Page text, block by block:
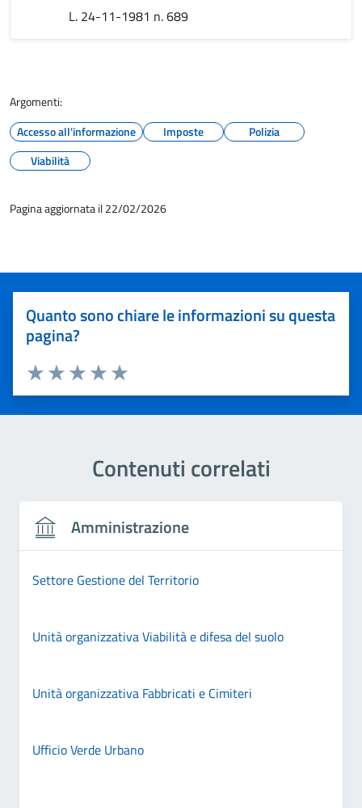
L. 24-11-1981 n. 689
Argomenti:
Accesso all'informazione
Imposte
Polizia
Viabilità
Pagina aggiornata il 22/02/2026
Quanto sono chiare le informazioni su questa
pagina?
Valuta 5 stelle su 5
Valuta 4 stelle su 5
Valuta 3 stelle su 5
Valuta 2 stelle su 5
Valuta 1 stelle su 5
Contenuti correlati
Amministrazione
Settore Gestione del Territorio
Unità organizzativa Viabilità e difesa del suolo
Unità organizzativa Fabbricati e Cimiteri
Ufficio Verde Urbano